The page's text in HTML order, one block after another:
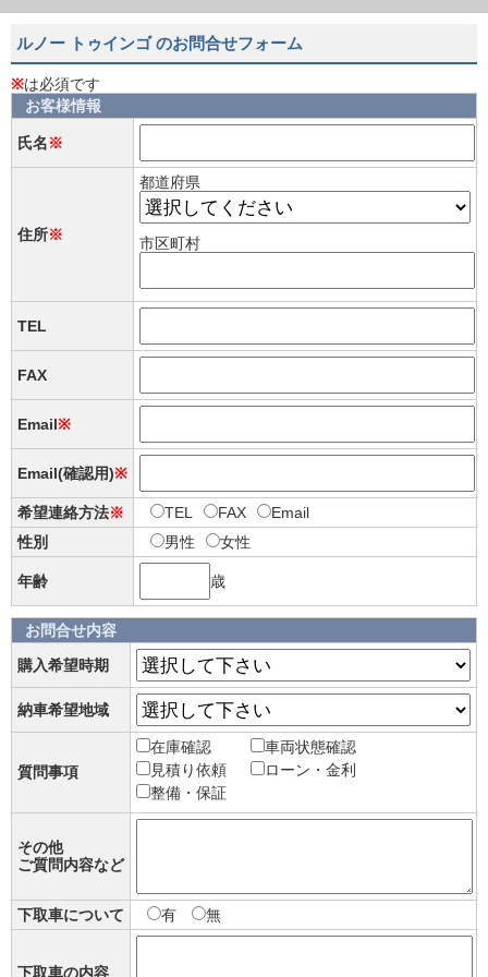
ルノー トゥインゴ のお問合せフォーム
※は必須です
お客様情報
氏名※
住所※
都道府県
市区町村
TEL
FAX
Email※
Email(確認用)※
希望連絡方法※ TEL FAX
Email
性別
男性 女性
年齢 歳
お問合せ内容
購入希望時期
納車希望地域
質問事項
在庫確認
車両状態確認
見積り依頼
ローン・金利
整備・保証
その他
ご質問内容など
下取車について 有 無
下取車の内容